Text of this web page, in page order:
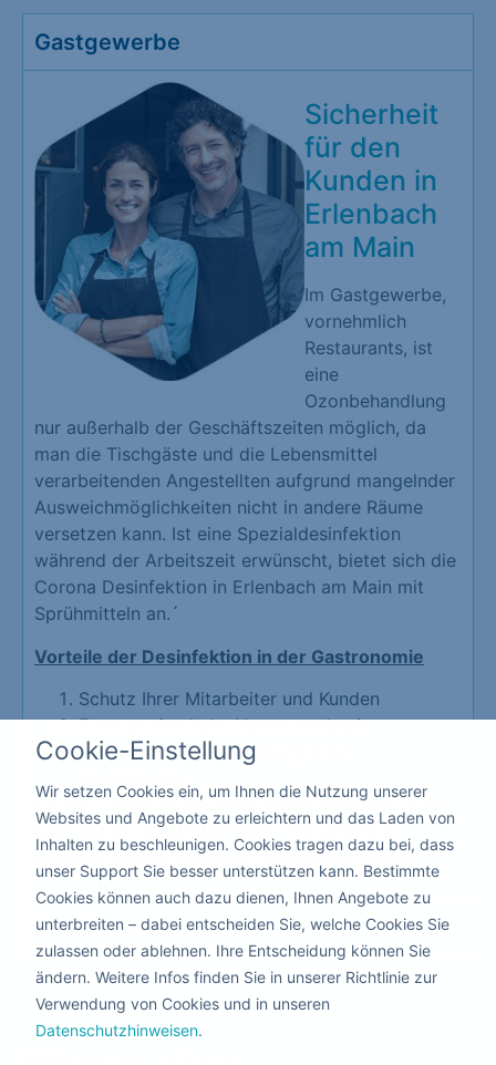
Gastgewerbe
Sicherheit
für den
Kunden in
Erlenbach
am Main
Im Gastgewerbe,
vornehmlich
Restaurants, ist
eine
Ozonbehandlung
nur außerhalb der Geschäftszeiten möglich, da
man die Tischgäste und die Lebensmittel
verarbeitenden Angestellten aufgrund mangelnder
Ausweichmöglichkeiten nicht in andere Räume
versetzen kann. Ist eine Spezialdesinfektion
während der Arbeitszeit erwünscht, bietet sich die
Corona Desinfektion in Erlenbach am Main mit
Sprühmitteln an.´
Vorteile der Desinfektion in der Gastronomie
Schutz Ihrer Mitarbeiter und Kunden
Erzeugt eine hohe Vertrauensbasis
Schützt vor der Schließung Ihrer
Da hier keiner die Räumlichkeiten verlassen muss,
kann die Corona Desinfektion mit giftfreien
flüssigen Mitteln nebenbei ausgeführt werden.
Kita & Schule
Cookie-Einstellung
Wir setzen Cookies ein, um Ihnen die Nutzung unserer
Websites und Angebote zu erleichtern und das Laden von
Inhalten zu beschleunigen. Cookies tragen dazu bei, dass
unser Support Sie besser unterstützen kann. Bestimmte
Cookies können auch dazu dienen, Ihnen Angebote zu
unterbreiten – dabei entscheiden Sie, welche Cookies Sie
zulassen oder ablehnen. Ihre Entscheidung können Sie
ändern. Weitere Infos finden Sie in unserer Richtlinie zur
Verwendung von Cookies und in unseren
Datenschutzhinweisen.